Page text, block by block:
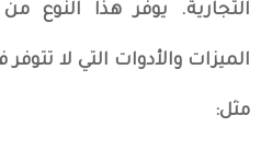
التجارية. يوفر هذا النوع
الميزات والأدوات التي لا
مثل: